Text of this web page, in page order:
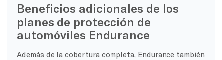
Beneficios adicionales de los
planes de protección de
automóviles Endurance
Además de la cobertura completa, Endurance también